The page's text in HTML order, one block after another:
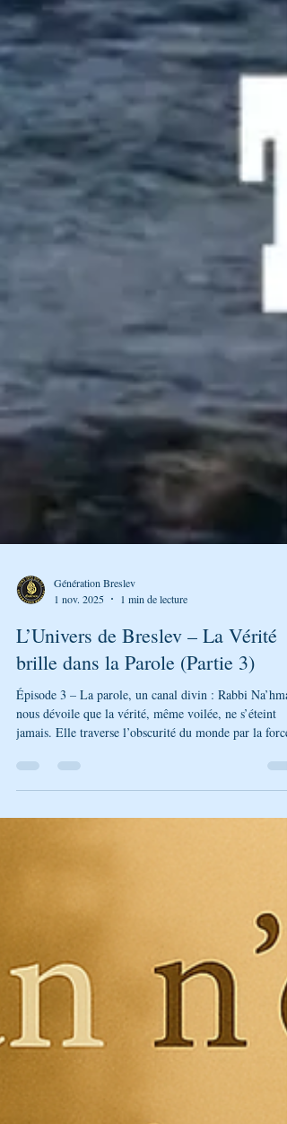
1 nov. 2025
1 min de lecture
L’Univers de Breslev – La Vérité
brille dans la Parole (Partie 3)
Épisode 3 – La parole, un canal divin : Rabbi
nous dévoile que la vérité, même voilée, ne s’éteint
jamais. Elle traverse l’obscurité du monde par la force